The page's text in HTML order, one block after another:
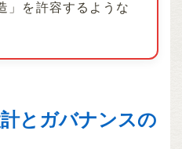
」を許容するような
とガバナンスの